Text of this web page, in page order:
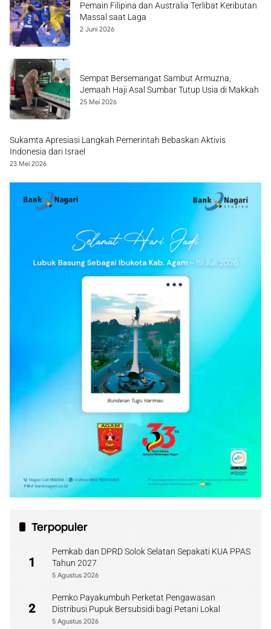
Pemain Filipina dan Australia Terlibat Keributan
Massal saat Laga
2 Juni 2026
Sempat Bersemangat Sambut Armuzna,
Jemaah Haji Asal Sumbar Tutup Usia di Makkah
25 Mei 2026
Sukamta Apresiasi Langkah Pemerintah Bebaskan Aktivis
Indonesia dari Israel
23 Mei 2026
Terpopuler
1
Pemkab dan DPRD Solok Selatan Sepakati KUA PPAS
Tahun 2027
5 Agustus 2026
2
Pemko Payakumbuh Perketat Pengawasan
Distribusi Pupuk Bersubsidi bagi Petani Lokal
5 Agustus 2026